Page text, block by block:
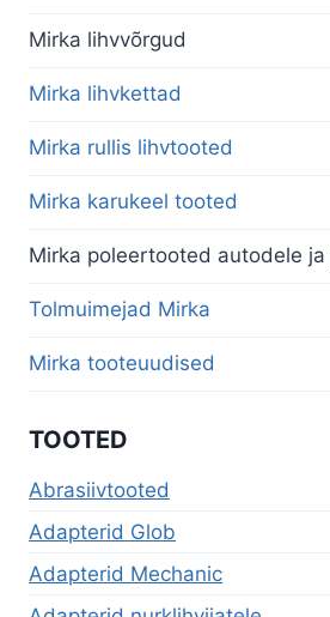
Mirka lihvvõrgud
Mirka lihvkettad
Mirka rullis lihvtooted
Mirka karukeel tooted
Mirka poleertooted autodele
Tolmuimejad Mirka
Mirka tooteuudised
TOOTED
Abrasiivtooted
Adapterid Glob
Adapterid Mechanic